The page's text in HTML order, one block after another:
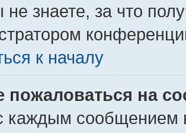
не знаете, за что
к началу
пожаловаться на
каждым сообщением